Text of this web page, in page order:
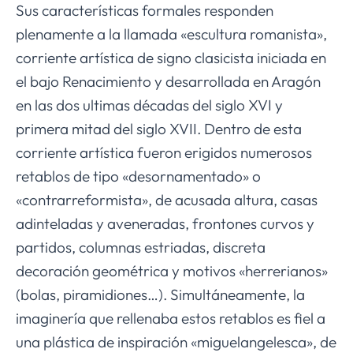
Sus características formales responden
plenamente a la llamada «escultura romanista»,
corriente artística de signo clasicista iniciada en
el bajo Renacimiento y desarrollada en Aragón
en las dos ultimas décadas del siglo XVI y
primera mitad del siglo XVII. Dentro de esta
corriente artística fueron erigidos numerosos
retablos de tipo «desornamentado» o
«contrarreformista», de acusada altura, casas
adinteladas y aveneradas, frontones curvos y
partidos, columnas estriadas, discreta
decoración geométrica y motivos «herrerianos»
(bolas, piramidiones…). Simultáneamente, la
imaginería que rellenaba estos retablos es fiel a
una plástica de inspiración «miguelangelesca», de